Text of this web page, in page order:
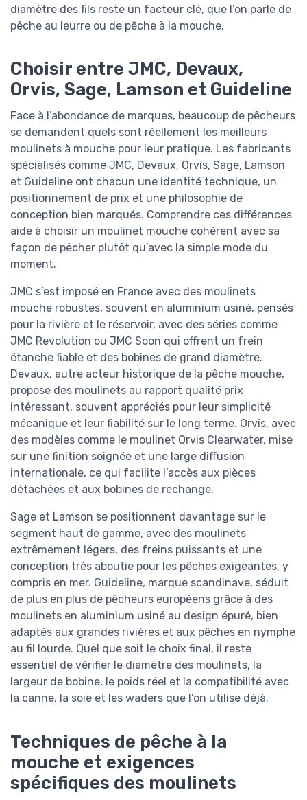
diamètre des fils reste un facteur clé, que l’on parle de
pêche au leurre ou de pêche à la mouche.
Choisir entre JMC, Devaux,
Orvis, Sage, Lamson et Guideline
Face à l’abondance de marques, beaucoup de pêcheurs
se demandent quels sont réellement les meilleurs
moulinets à mouche pour leur pratique. Les fabricants
spécialisés comme JMC, Devaux, Orvis, Sage, Lamson
et Guideline ont chacun une identité technique, un
positionnement de prix et une philosophie de
conception bien marqués. Comprendre ces différences
aide à choisir un moulinet mouche cohérent avec sa
façon de pêcher plutôt qu’avec la simple mode du
moment.
JMC s’est imposé en France avec des moulinets
mouche robustes, souvent en aluminium usiné, pensés
pour la rivière et le réservoir, avec des séries comme
JMC Revolution ou JMC Soon qui offrent un frein
étanche fiable et des bobines de grand diamètre.
Devaux, autre acteur historique de la pêche mouche,
propose des moulinets au rapport qualité prix
intéressant, souvent appréciés pour leur simplicité
mécanique et leur fiabilité sur le long terme. Orvis, avec
des modèles comme le moulinet Orvis Clearwater, mise
sur une finition soignée et une large diffusion
internationale, ce qui facilite l’accès aux pièces
détachées et aux bobines de rechange.
Sage et Lamson se positionnent davantage sur le
segment haut de gamme, avec des moulinets
extrêmement légers, des freins puissants et une
conception très aboutie pour les pêches exigeantes, y
compris en mer. Guideline, marque scandinave, séduit
de plus en plus de pêcheurs européens grâce à des
moulinets en aluminium usiné au design épuré, bien
adaptés aux grandes rivières et aux pêches en nymphe
au fil lourde. Quel que soit le choix final, il reste
essentiel de vérifier le diamètre des moulinets, la
largeur de bobine, le poids réel et la compatibilité avec
la canne, la soie et les waders que l’on utilise déjà.
Techniques de pêche à la
mouche et exigences
spécifiques des moulinets